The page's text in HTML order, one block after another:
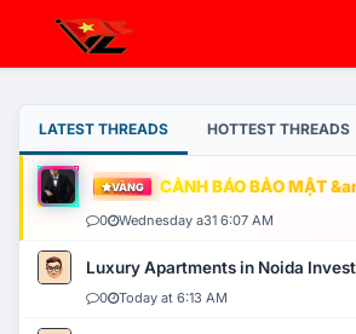
LATEST THREADS HOTTEST THREADS
VÀNG CẢNH BÁO BẢO MẬT
0 Wednesday a31 6:07 AM
Luxury Apartments in Noida
0 Today at 6:13 AM